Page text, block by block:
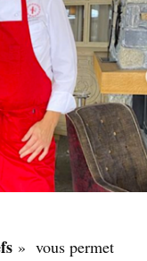
» vous permet